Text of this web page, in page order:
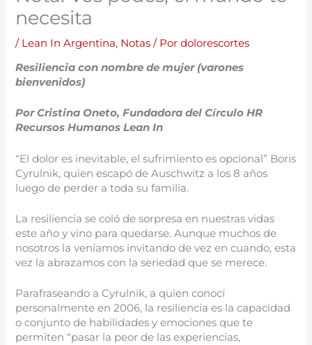
necesita
/ Lean In Argentina, Notas / Pordolorescortes
Resiliencia con nombre de mujer (varones
bienvenidos)
Por Cristina Oneto, Fundadora del Círculo HR
Recursos Humanos Lean In
“El dolor es inevitable, el sufrimiento es opcional” Boris
Cyrulnik, quien escapó de Auschwitz a los 8 años
luego de perder a toda su familia.
La resiliencia se coló de sorpresa en nuestras vidas
este año y vino para quedarse. Aunque muchos de
nosotros la veníamos invitando de vez en cuando, esta
vez la abrazamos con la seriedad que se merece.
Parafraseando a Cyrulnik, a quien conocí
personalmente en 2006, la resiliencia es la capacidad
o conjunto de habilidades y emociones que te
permiten “pasar la peor de las experiencias,